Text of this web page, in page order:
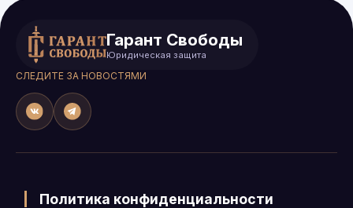
Гарант Свободы
Юридическая защита
СЛЕДИТЕ ЗА НОВОСТЯМИ
Политика конфиденциальности